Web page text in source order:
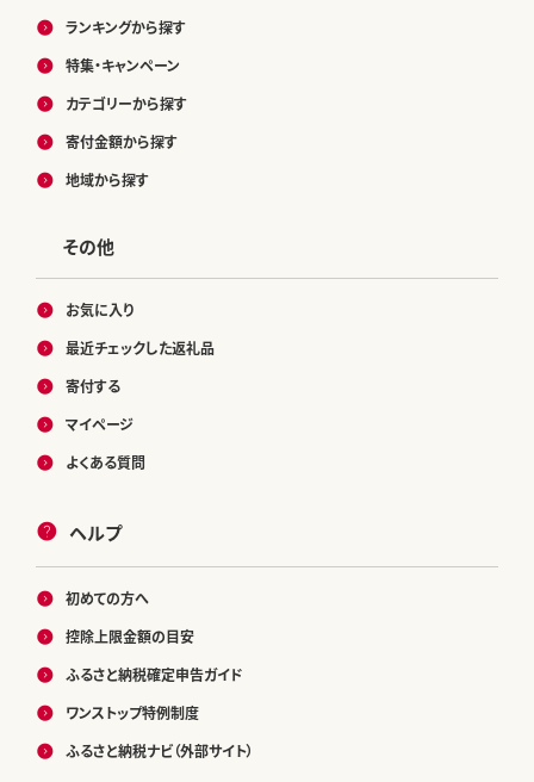
ランキングから探す
特集・キャンペーン
カテゴリーから探す
寄付金額から探す
地域から探す
その他
お気に入り
最近チェックした返礼品
寄付する
マイページ
よくある質問
ヘルプ
初めての方へ
控除上限金額の目安
ふるさと納税確定申告ガイド
ワンストップ特例制度
ふるさと納税ナビ（外部サイト）